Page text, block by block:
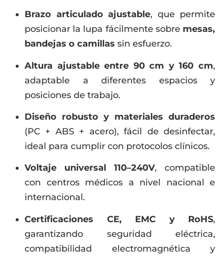
Brazo articulado ajustable, que permite
posicionar la lupa fácilmente sobre mesas,
bandejas o camillas sin esfuerzo.
Altura ajustable entre 90 cm y 160 cm,
adaptable a diferentes espacios y
posiciones de trabajo.
Diseño robusto y materiales duraderos
(PC + ABS + acero), fácil de desinfectar,
ideal para cumplir con protocolos clínicos.
Voltaje universal 110–240V, compatible
con centros médicos a nivel nacional e
internacional.
Certificaciones CE, EMC y RoHS,
garantizando seguridad eléctrica,
compatibilidad electromagnética y